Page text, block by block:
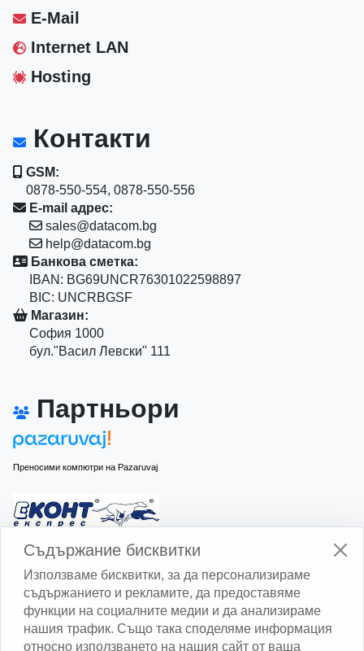
E-Mail
Internet LAN
Hosting
Контакти
GSM:
0878-550-554, 0878-550-556
E-mail адрес:
sales@datacom.bg
help@datacom.bg
Банкова сметка:
IBAN: BG69UNCR76301022598897
BIC: UNCRBGSF
Магазин:
София 1000
бул."Васил Левски" 111
Партньори
Преносими компютри на Pazaruvaj
Изчисли доставката с Еконт
Съдържание бисквитки
Използваме бисквитки, за да персонализираме
съдържанието и рекламите, да предоставяме
функции на социалните медии и да анализираме
нашия трафик. Също така споделяме информация
относно използването на нашия сайт от ваша